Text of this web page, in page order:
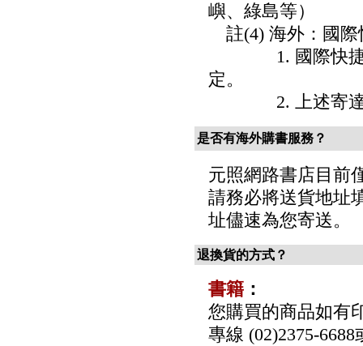
嶼、綠島等）
註(4) 海外：國際
1. 國際快捷郵
定。
2. 上述寄達天
是否有海外購書服務？
元照網路書店目前
請務必將送貨地址
址儘速為您寄送。
退換貨的方式？
書籍：
您購買的商品如有
專線 (02)2375-6688